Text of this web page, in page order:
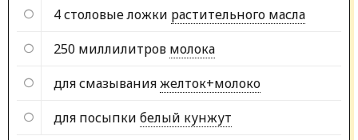
4 столовые ложки растительного масла
250 миллилитров молока
для смазыванияжелток+молоко
для посыпки белый кунжут